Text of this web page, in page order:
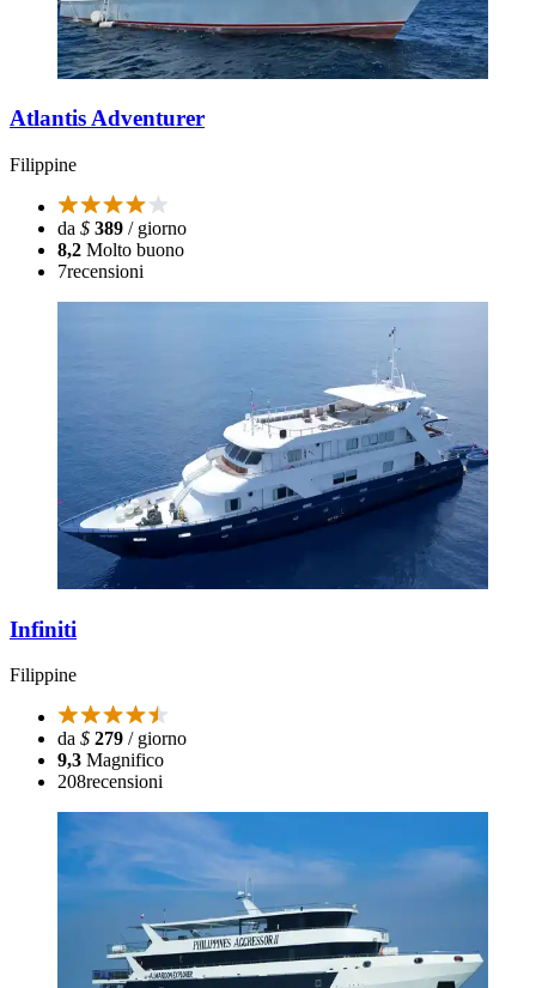
Atlantis Adventurer
Filippine
da $ 389 / giorno
8,2 Molto buono
7recensioni
Infiniti
Filippine
da $ 279 / giorno
9,3 Magnifico
208recensioni